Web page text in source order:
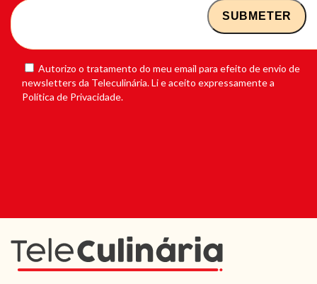
Autorizo o tratamento do meu email para efeito de envio de
newsletters da Teleculinária. Li e aceito expressamente a
Política de Privacidade.